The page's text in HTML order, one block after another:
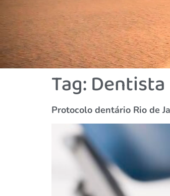
Tag:
Protocolo dentário Rio de